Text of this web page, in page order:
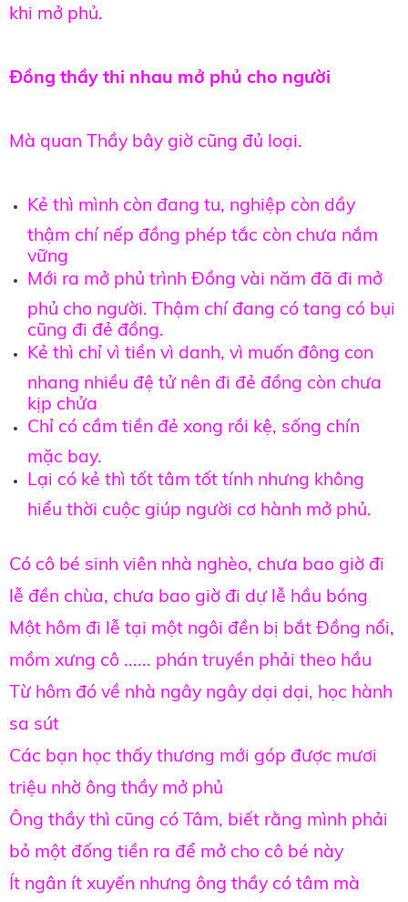
khi mở phủ.
Đồng thầy thi nhau mở phủ cho người
Mà quan Thầy bây giờ cũng đủ loại.
Kẻ thì mình còn đang tu, nghiệp còn dầy
thậm chí nếp đồng phép tắc còn chưa nắm
vững
Mới ra mở phủ trình Đồng vài năm đã đi mở
phủ cho người. Thậm chí đang có tang có bụi
cũng đi đẻ đồng.
Kẻ thì chỉ vì tiền vì danh, vì muốn đông con
nhang nhiều đệ tử nên đi đẻ đồng còn chưa
kịp chửa
Chỉ có cầm tiền đẻ xong rồi kệ, sống chín
mặc bay.
Lại có kẻ thì tốt tâm tốt tính nhưng không
hiểu thời cuộc giúp người cơ hành mở phủ.
Có cô bé sinh viên nhà nghèo, chưa bao giờ đi
lễ đền chùa, chưa bao giờ đi dự lễ hầu bóng
Một hôm đi lễ tại một ngôi đền bị bắt Đồng nổi,
mồm xưng cô ...... phán truyền phải theo hầu
Từ hôm đó về nhà ngây ngây dại dại, học hành
sa sút
Các bạn học thấy thương mới góp được mươi
triệu nhờ ông thầy mở phủ
Ông thầy thì cũng có Tâm, biết rằng mình phải
bỏ một đống tiền ra để mở cho cô bé này
Ít ngân ít xuyến nhưng ông thầy có tâm mà